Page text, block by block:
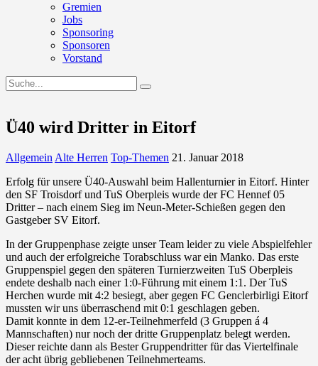
Gremien
Jobs
Sponsoring
Sponsoren
Vorstand
Ü40 wird Dritter in Eitorf
Allgemein Alte Herren Top-Themen 21. Januar 2018
Erfolg für unsere Ü40-Auswahl beim Hallenturnier in Eitorf. Hinter
den SF Troisdorf und TuS Oberpleis wurde der FC Hennef 05
Dritter – nach einem Sieg im Neun-Meter-Schießen gegen den
Gastgeber SV Eitorf.
In der Gruppenphase zeigte unser Team leider zu viele Abspielfehler
und auch der erfolgreiche Torabschluss war ein Manko. Das erste
Gruppenspiel gegen den späteren Turnierzweiten TuS Oberpleis
endete deshalb nach einer 1:0-Führung mit einem 1:1. Der TuS
Herchen wurde mit 4:2 besiegt, aber gegen FC Genclerbirligi Eitorf
mussten wir uns überraschend mit 0:1 geschlagen geben.
Damit konnte in dem 12-er-Teilnehmerfeld (3 Gruppen á 4
Mannschaften) nur noch der dritte Gruppenplatz belegt werden.
Dieser reichte dann als Bester Gruppendritter für das Viertelfinale
der acht übrig gebliebenen Teilnehmerteams.